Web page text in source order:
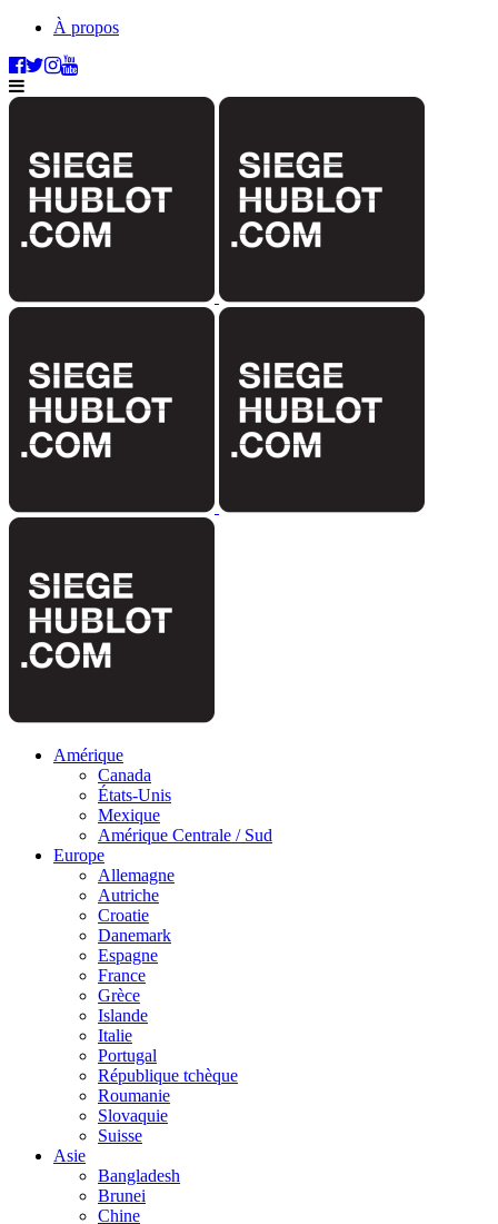
À propos
Amérique
Canada
États-Unis
Mexique
Amérique Centrale / Sud
Europe
Allemagne
Autriche
Croatie
Danemark
Espagne
France
Grèce
Islande
Italie
Portugal
République tchèque
Roumanie
Slovaquie
Suisse
Asie
Bangladesh
Brunei
Chine